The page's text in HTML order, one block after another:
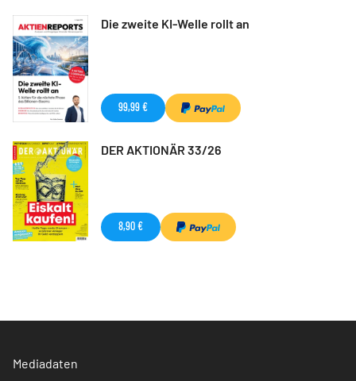
Die zweite KI-Welle rollt an
99,99 €
DER AKTIONÄR 33/26
8,90 €
Mediadaten